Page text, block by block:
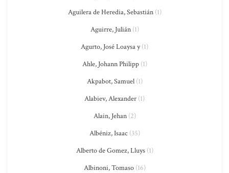
Aguilera de Heredia, Sebastián(1)
Aguirre, Julián(1)
Agurto, José Loaysa y(1)
Ahle, Johann Philipp(1)
Akpabot, Samuel(1)
Alabiev, Alexander (1)
Alain, Jehan(2)
Albéniz, Isaac (35)
Alberto de Gomez, Lluys(1)
Albinoni, Tomaso(16)